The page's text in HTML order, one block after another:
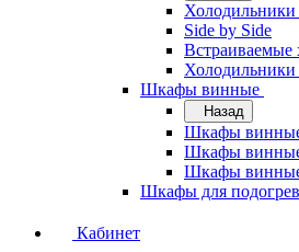
Холодильники
Side by Side
Встраиваемые
Холодильники
Шкафы винные
Назад
Шкафы
Шкафы
Шкафы винные
Шкафы для
Кабинет